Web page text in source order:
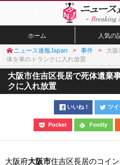
ホーム 人気の
ニュース速報Japan 事件
大
体を車のトランクに入れ放置
大阪市住吉区長居で死体遺棄
クに入れ放置
いいね！ ツイ
Pocket Feedly
大阪府大阪市住吉区長居のコイ